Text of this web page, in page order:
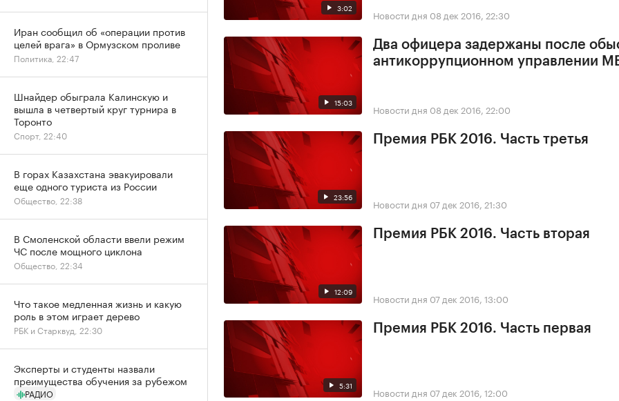
3:02 Новости дня 08 дек 2016, 22:30
15:03
Два офицера задержаны после
антикоррупционном управлении
Новости дня 08 дек 2016, 22:00
23:56
Премия РБК 2016. Часть третья
Новости дня 07 дек 2016, 21:30
12:09
Премия РБК 2016. Часть вторая
Новости дня 07 дек 2016, 13:00
5:31
Премия РБК 2016. Часть первая
Новости дня 07 дек 2016, 12:00
Иран сообщил об «операции против
целей врага» в Ормузском проливе
Политика, 22:47
Шнайдер обыграла Калинскую и
вышла в четвертый круг турнира в
Торонто
Спорт, 22:40
В горах Казахстана эвакуировали
еще одного туриста из России
Общество, 22:38
В Смоленской области ввели режим
ЧС после мощного циклона
Общество, 22:34
Что такое медленная жизнь и какую
роль в этом играет дерево
РБК и Старквуд, 22:30
Эксперты и студенты назвали
преимущества обучения за рубежом
РАДИО